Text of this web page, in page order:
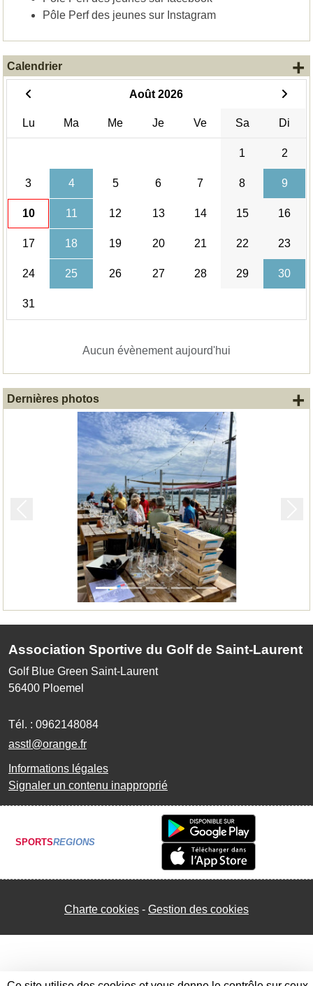
Pôle Perf des jeunes sur Instagram
Calendrier
Août 2026
Lu Ma Me Je Ve Sa Di
1 2
3 4 5 6 7 8 9
10 11 12 13 14 15 16
17 18 19 20 21 22 23
24 25 26 27 28 29 30
31
Aucun évènement aujourd'hui
+
Dernières photos +
Association Sportive du Golf de Saint-Laurent
Golf Blue Green Saint-Laurent
56400 Ploemel
Tél. : 0962148084
asstl@orange.fr
Informations légales
Signaler un contenu inapproprié
SPORTSREGIONS
Charte cookies Gestion des cookies